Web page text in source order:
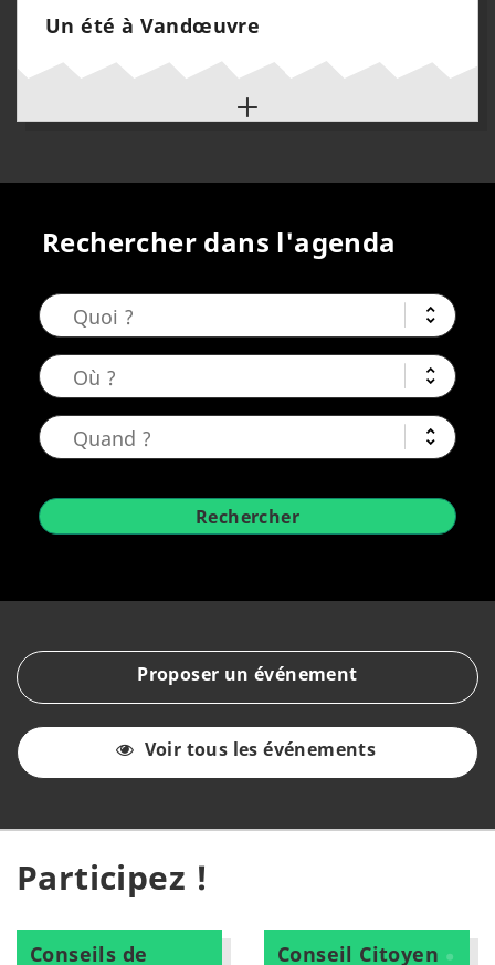
Un été à Vandœuvre
Rechercher dans l'agenda
Rechercher
Proposer un événement
Voir tous les événements
Participez !
Conseils de Conseil Citoyen